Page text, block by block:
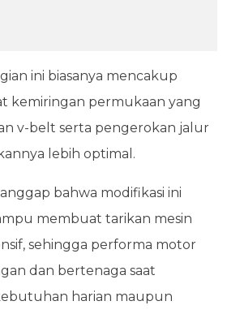
ini biasanya mencakup
kemiringan permukaan yang
v-belt serta pengerokan jalur
lebih optimal.
bahwa modifikasi ini
membuat tarikan mesin
sehingga performa motor
dan bertenaga saat
harian maupun